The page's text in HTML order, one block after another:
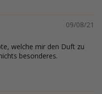
09/08/21
welche mir den Duft zu
besonderes.